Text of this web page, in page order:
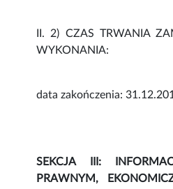
II. 2) CZAS TRWANIA
WYKONANIA:
data zakończenia:
SEKCJA III:
PRAWNYM,